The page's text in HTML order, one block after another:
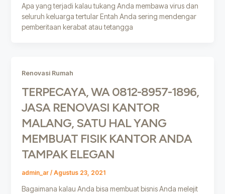
Apa yang terjadi kalau tukang Anda membawa virus dan
seluruh keluarga tertular Entah Anda sering mendengar
pemberitaan kerabat atau tetangga
Renovasi Rumah
TERPECAYA, WA 0812-8957-1896,
JASA RENOVASI KANTOR
MALANG, SATU HAL YANG
MEMBUAT FISIK KANTOR ANDA
TAMPAK ELEGAN
admin_ar / Agustus 23, 2021
Bagaimana kalau Anda bisa membuat bisnis Anda melejit